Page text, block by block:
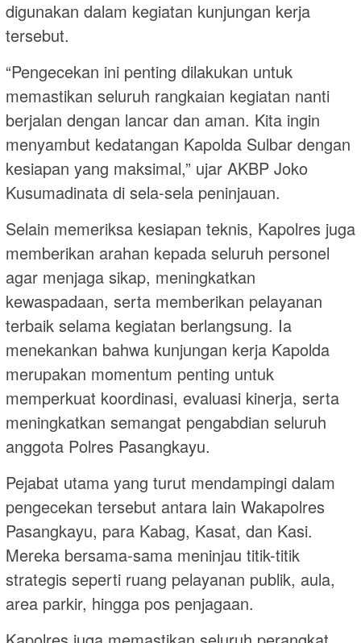
digunakan dalam kegiatan kunjungan kerja
tersebut.
“Pengecekan ini penting dilakukan untuk
memastikan seluruh rangkaian kegiatan nanti
berjalan dengan lancar dan aman. Kita ingin
menyambut kedatangan Kapolda Sulbar dengan
kesiapan yang maksimal,” ujar AKBP Joko
Kusumadinata di sela-sela peninjauan.
Selain memeriksa kesiapan teknis, Kapolres juga
memberikan arahan kepada seluruh personel
agar menjaga sikap, meningkatkan
kewaspadaan, serta memberikan pelayanan
terbaik selama kegiatan berlangsung. Ia
menekankan bahwa kunjungan kerja Kapolda
merupakan momentum penting untuk
memperkuat koordinasi, evaluasi kinerja, serta
meningkatkan semangat pengabdian seluruh
anggota Polres Pasangkayu.
Pejabat utama yang turut mendampingi dalam
pengecekan tersebut antara lain Wakapolres
Pasangkayu, para Kabag, Kasat, dan Kasi.
Mereka bersama-sama meninjau titik-titik
strategis seperti ruang pelayanan publik, aula,
area parkir, hingga pos penjagaan.